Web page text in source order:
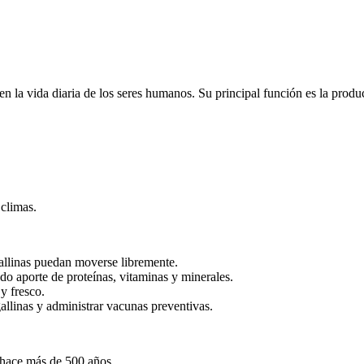
la vida diaria de los seres humanos. Su principal función es la
puedan moverse libremente.
aporte de proteínas, vitaminas y minerales.
fresco.
y administrar vacunas preventivas.